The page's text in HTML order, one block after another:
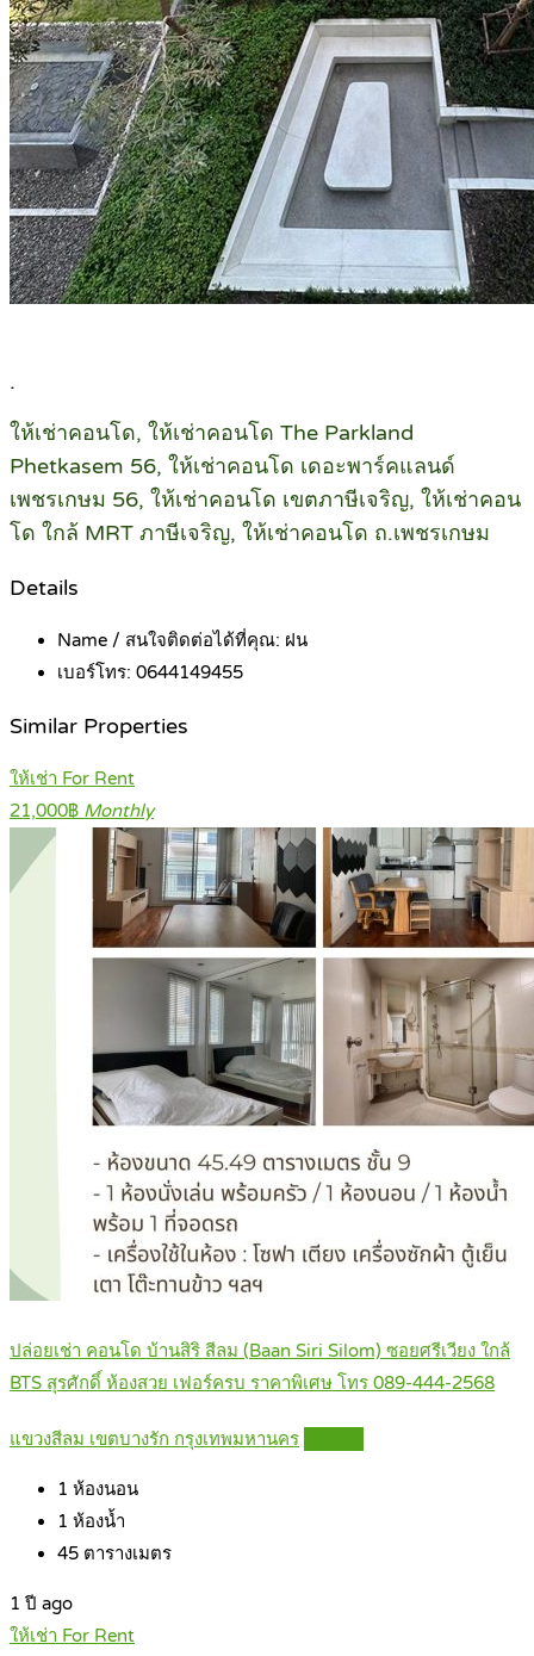
.
ให้เช่าคอนโด, ให้เช่าคอนโด The Parkland
Phetkasem 56, ให้เช่าคอนโด เดอะพาร์คแลนด์
เพชรเกษม 56, ให้เช่าคอนโด เขตภาษีเจริญ, ให้เช่าคอน
โด ใกล้ MRT ภาษีเจริญ, ให้เช่าคอนโด ถ.เพชรเกษม
Details
Name / สนใจติดต่อได้ที่คุณ: ฝน
เบอร์โทร: 0644149455
Similar Properties
ให้เช่า For Rent
21,000฿ Monthly
ปล่อยเช่า คอนโด บ้านสิริ สีลม (Baan Siri Silom) ซอยศรีเวียง ใกล้
BTS สุรศักดิ์ ห้องสวย เฟอร์ครบ ราคาพิเศษ โทร 089-444-2568
แขวงสีลม เขตบางรัก กรุงเทพมหานคร
1 ห้องนอน
1 ห้องน้ำ
45 ตารางเมตร
1 ปี ago
ให้เช่า For Rent